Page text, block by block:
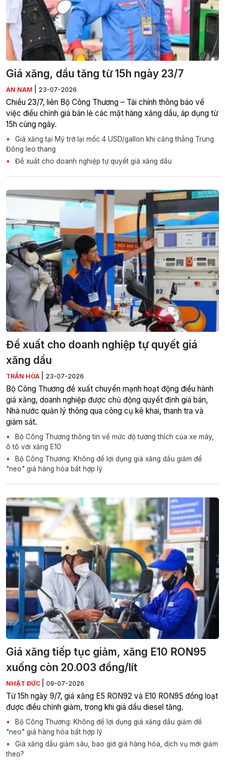
Giá xăng, dầu tăng từ 15h ngày 23/7
AN NAM 23-07-2026
Chiều 23/7, liên Bộ Công Thương – Tài chính thông báo về
việc điều chỉnh giá bán lẻ các mặt hàng xăng dầu, áp dụng từ
15h cùng ngày.
Giá xăng tại Mỹ trở lại mốc 4 USD/gallon khi căng thẳng Trung
Đông leo thang
Đề xuất cho doanh nghiệp tự quyết giá xăng dầu
Đề xuất cho doanh nghiệp tự quyết giá
xăng dầu
TRẦN HÒA 23-07-2026
Bộ Công Thương đề xuất chuyển mạnh hoạt động điều hành
giá xăng, doanh nghiệp được chủ động quyết định giá bán,
Nhà nước quản lý thông qua công cụ kê khai, thanh tra và
giám sát.
Bộ Công Thương thông tin về mức độ tương thích của xe máy,
ô tô với xăng E10
Bộ Công Thương: Không để lợi dụng giá xăng dầu giảm để
"neo" giá hàng hóa bất hợp lý
Giá xăng tiếp tục giảm, xăng E10 RON95
xuống còn 20.003 đồng/lít
NHẬT ĐỨC 09-07-2026
Từ 15h ngày 9/7, giá xăng E5 RON92 và E10 RON95 đồng loạt
được điều chỉnh giảm, trong khi giá dầu diesel tăng.
Bộ Công Thương: Không để lợi dụng giá xăng dầu giảm để
"neo" giá hàng hóa bất hợp lý
Giá xăng dầu giảm sâu, bao giờ giá hàng hóa, dịch vụ mới giảm
theo?